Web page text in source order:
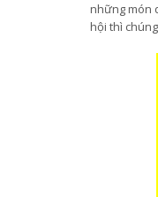
những món
hội thì